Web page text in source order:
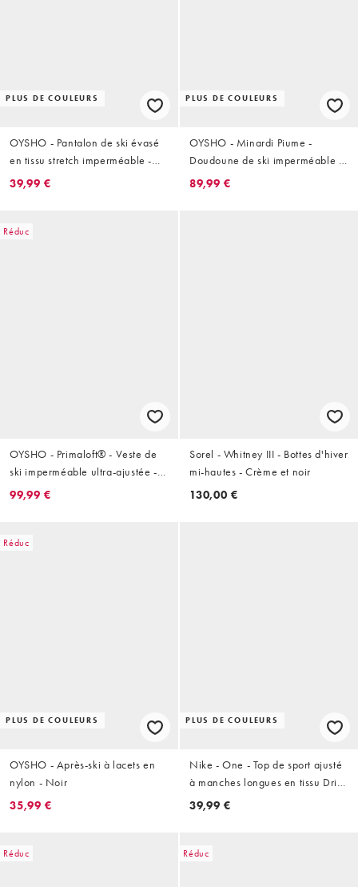
PLUS DE COULEURS
OYSHO - Pantalon de ski évasé
en tissu stretch imperméable -
Gris
39,99 €
PLUS DE COULEURS
OYSHO - Minardi Piume -
Doudoune de ski imperméable -
Noir
89,99 €
Réduc
OYSHO - Primaloft® - Veste de
ski imperméable ultra-ajustée -
Rouge
99,99 €
Sorel - Whitney III - Bottes d'hiver
mi-hautes - Crème et noir
130,00 €
Réduc
PLUS DE COULEURS
OYSHO - Après-ski à lacets en
nylon - Noir
35,99 €
PLUS DE COULEURS
Nike - One - Top de sport ajusté
à manches longues en tissu Dri-
FIT - Blanc
39,99 €
Réduc Réduc